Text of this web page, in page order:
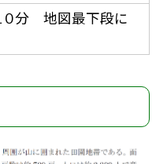
０分 地図最下段に